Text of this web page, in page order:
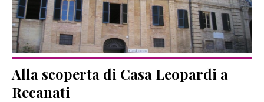
Alla scoperta di Casa Leopardi a
Recanati